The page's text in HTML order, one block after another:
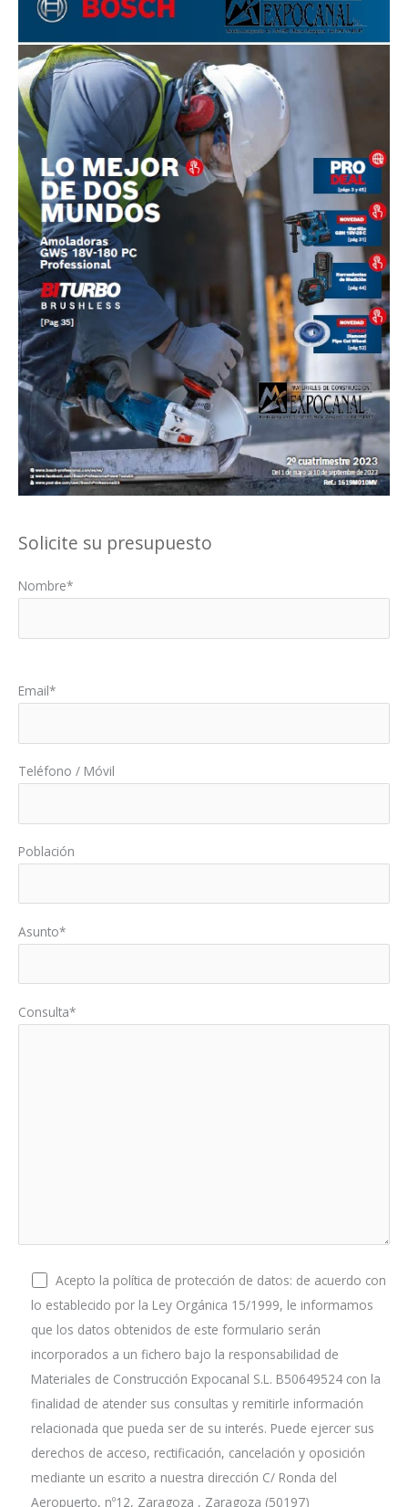
Solicite su presupuesto
Nombre*
Email*
Teléfono / Móvil
Población
Asunto*
Consulta*
Acepto la política de protección de datos: de acuerdo con
lo establecido por la Ley Orgánica 15/1999, le informamos
que los datos obtenidos de este formulario serán
incorporados a un fichero bajo la responsabilidad de
Materiales de Construcción Expocanal S.L. B50649524 con la
finalidad de atender sus consultas y remitirle información
relacionada que pueda ser de su interés. Puede ejercer sus
derechos de acceso, rectificación, cancelación y oposición
mediante un escrito a nuestra dirección C/ Ronda del
Aeropuerto, nº12, Zaragoza , Zaragoza (50197)